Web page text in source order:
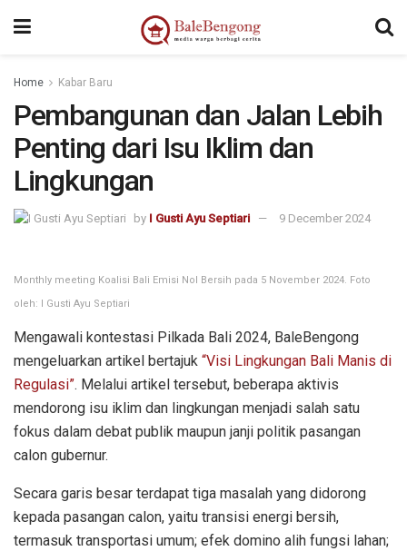
Home Kabar Baru
Pembangunan dan Jalan Lebih
Penting dari Isu Iklim dan
Lingkungan
by I Gusti Ayu Septiari 9 December 2024
Monthly meeting Koalisi Bali Emisi Nol Bersih pada 5 November 2024. Foto
oleh: I Gusti Ayu Septiari
Mengawali kontestasi Pilkada Bali 2024, BaleBengong
mengeluarkan artikel bertajuk “Visi Lingkungan Bali Manis di
Regulasi”. Melalui artikel tersebut, beberapa aktivis
mendorong isu iklim dan lingkungan menjadi salah satu
fokus dalam debat publik maupun janji politik pasangan
calon gubernur.
Secara garis besar terdapat tiga masalah yang didorong
kepada pasangan calon, yaitu transisi energi bersih,
termasuk transportasi umum; efek domino alih fungsi lahan;